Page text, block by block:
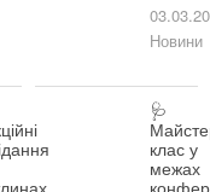
Новини
🩺
клас у
межах